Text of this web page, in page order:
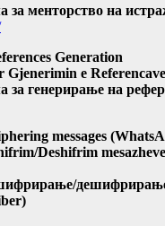
за менторство на
Generation
e Referencave
за генерирање на
messages
Deshifrim